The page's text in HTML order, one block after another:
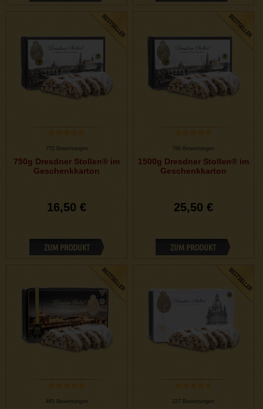
755 Bewertungen
750g Dresdner Stollen® im
Geschenkkarton
16,50 €
ZUM PRODUKT
798 Bewertungen
1500g Dresdner Stollen® im
Geschenkkarton
25,50 €
ZUM PRODUKT
485 Bewertungen 227 Bewertungen